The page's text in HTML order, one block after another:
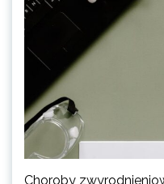
Choroby